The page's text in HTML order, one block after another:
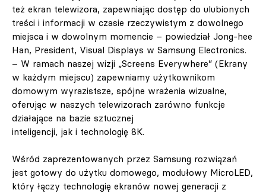
też ekran telewizora, zapewniając dostęp do ulubionych
treści i informacji w czasie rzeczywistym z dowolnego
miejsca i w dowolnym momencie – powiedział Jong-hee
Han, President, Visual Displays w Samsung Electronics.
– W ramach naszej wizji „Screens Everywhere” (Ekrany
w każdym miejscu) zapewniamy użytkownikom
domowym wyrazistsze, spójne wrażenia wizualne,
oferując w naszych telewizorach zarówno funkcje
działające na bazie sztucznej
inteligencji, jak i technologię 8K.
Wśród zaprezentowanych przez Samsung rozwiązań
jest gotowy do użytku domowego, modułowy MicroLED,
który łączy technologię ekranów nowej generacji z